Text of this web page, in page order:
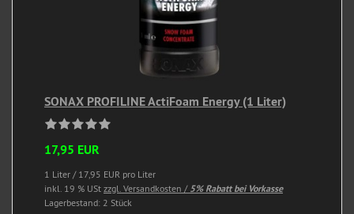
SONAX PROFILINE ActiFoam Energy (1 Liter)
17,95 EUR
1 Liter / 17,95 EUR pro Liter
inkl. 19 % USt zzgl. Versandkosten / 5% Rabatt bei Vorkasse
Lagerbestand: 2 Stück